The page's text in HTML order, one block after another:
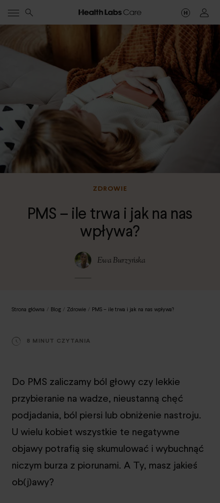
ZDROWIE
PMS – ile trwa i jak na nas
wpływa?
Ewa Burzyńska
Strona główna / Blog / Zdrowie / PMS – ile trwa i jak na nas wpływa?
8 MINUT CZYTANIA
Do PMS zaliczamy ból głowy czy lekkie
przybieranie na wadze, nieustanną chęć
podjadania, ból piersi lub obniżenie nastroju.
U wielu kobiet wszystkie te negatywne
objawy potrafią się skumulować i wybuchnąć
niczym burza z piorunami. A Ty, masz jakieś
ob(j)awy?